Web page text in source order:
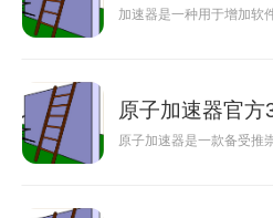
加速器是一种用于增加软
原子加速器官方
原子加速器是一款备受推